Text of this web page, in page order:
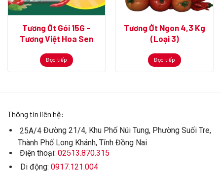
Tương Ớt Gói 15G –
Tương Việt Hoa Sen
Đọc tiếp
Tương Ớt Ngon 4,3 Kg
(Loại 3)
Đọc tiếp
Thông tin liên hệ:
25A/4Đường 21/4, Khu Phố Núi Tung, Phường Suối Tre,
Thành Phố Long Khánh, Tỉnh Đồng Nai
Điện thoại: 02513.870.315
Di động: 0917.121.004